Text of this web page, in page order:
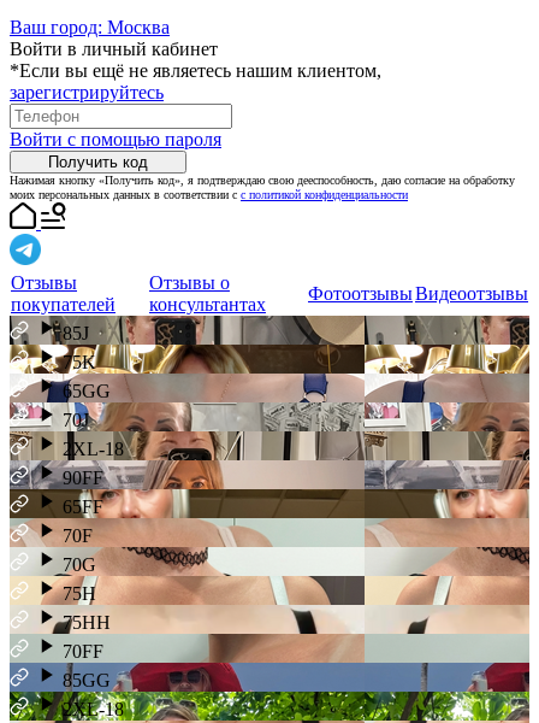
Ваш город: Москва
Войти в личный кабинет
*Если вы ещё не являетесь нашим клиентом,
зарегистрируйтесь
Войти с помощью пароля
Получить код
Нажимая кнопку «Получить код», я подтверждаю свою дееспособность, даю согласие на обработку
моих персональных данных в соответствии с с политикой конфиденциальности
Отзывы
покупателей
Отзывы о
консультантах
ФотоотзывыВидеоотзывы
85J
75K
65GG
70J
2XL-18
90FF
65FF
70F
70G
75H
75HH
70FF
85GG
2XL-18